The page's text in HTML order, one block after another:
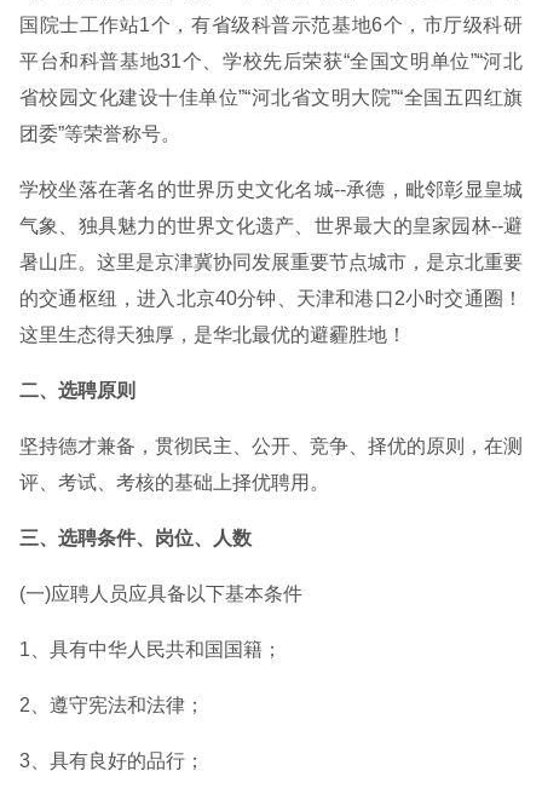
国院士工作站1个，有省级科普示范基地6个，市厅级科研
平台和科普基地31个、学校先后荣获“全国文明单位”“河北
省校园文化建设十佳单位”“河北省文明大院”“全国五四红旗
团委”等荣誉称号。
学校坐落在著名的世界历史文化名城--承德，毗邻彰显皇城
气象、独具魅力的世界文化遗产、世界最大的皇家园林--避
暑山庄。这里是京津冀协同发展重要节点城市，是京北重要
的交通枢纽，进入北京40分钟、天津和港口2小时交通圈！
这里生态得天独厚，是华北最优的避霾胜地！
二、选聘原则
坚持德才兼备，贯彻民主、公开、竞争、择优的原则，在测
评、考试、考核的基础上择优聘用。
三、选聘条件、岗位、人数
(一)应聘人员应具备以下基本条件
1、具有中华人民共和国国籍；
2、遵守宪法和法律；
3、具有良好的品行；